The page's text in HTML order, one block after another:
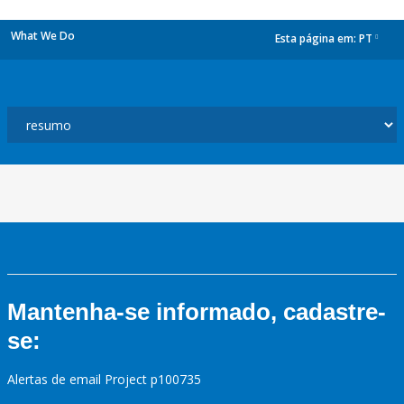
What We Do Esta página em: PT
Mantenha-se informado, cadastre-
se:
Alertas de email Project p100735